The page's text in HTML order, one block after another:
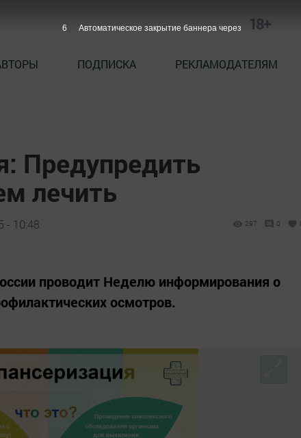
18+
ПОДПИСКА РЕКЛАМОДАТЕЛЯМ
Предупредить
лечить
- 10:48 297 0
проводит Неделю информирования о
осмотров.
5 Автоматическое закрытие баннера через